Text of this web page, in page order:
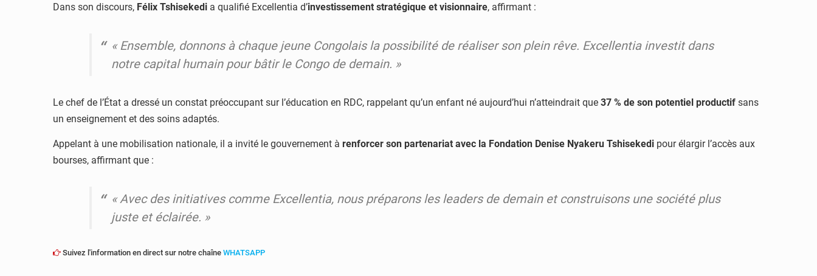
Dans son discours, Félix Tshisekedi a qualifié Excellentia d’investissement stratégique et visionnaire, affirmant :
« Ensemble, donnons à chaque jeune Congolais la possibilité de réaliser son plein rêve. Excellentia investit dans
notre capital humain pour bâtir le Congo de demain. »
Le chef de l’État a dressé un constat préoccupant sur l’éducation en RDC, rappelant qu’un enfant né aujourd’hui n’atteindrait que 37 % de son potentiel productif sans
un enseignement et des soins adaptés.
Appelant à une mobilisation nationale, il a invité le gouvernement à renforcer son partenariat avec la Fondation Denise Nyakeru Tshisekedi pour élargir l’accès aux
bourses, affirmant que :
« Avec des initiatives comme Excellentia, nous préparons les leaders de demain et construisons une société plus
juste et éclairée. »
Suivez l'information en direct sur notre chaîne WHATSAPP